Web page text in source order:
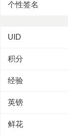
个性签名
UID
积分
经验
英镑
鲜花